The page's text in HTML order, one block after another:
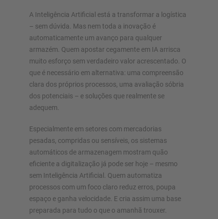
A Inteligência Artificial está a transformar a logística
– sem dúvida. Mas nem toda a inovação é
automaticamente um avanço para qualquer
armazém. Quem apostar cegamente em IA arrisca
muito esforço sem verdadeiro valor acrescentado. O
que é necessário em alternativa: uma compreensão
clara dos próprios processos, uma avaliação sóbria
dos potenciais – e soluções que realmente se
adequem.
Especialmente em setores com mercadorias
pesadas, compridas ou sensíveis, os sistemas
automáticos de armazenagem mostram quão
eficiente a digitalização já pode ser hoje – mesmo
sem Inteligência Artificial. Quem automatiza
processos com um foco claro reduz erros, poupa
espaço e ganha velocidade. E cria assim uma base
preparada para tudo o que o amanhã trouxer.